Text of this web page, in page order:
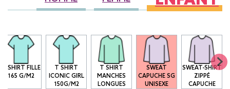
T-SHIRT FILLE
165 G/M2
T SHIRT
ICONIC GIRL
150G/M2
T SHIRT
MANCHES
LONGUES
SWEAT
CAPUCHE SG
UNISEXE
SWEAT-SHIRT
ZIPPÉ
CAPUCHE